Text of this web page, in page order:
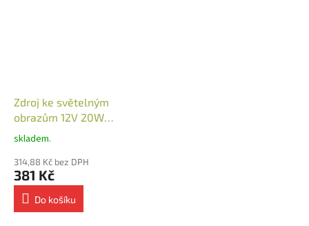
Zdroj ke světelným
obrazům 12V 20W
zásuvkový
skladem.
314,88 Kč bez DPH
381 Kč
Do košíku